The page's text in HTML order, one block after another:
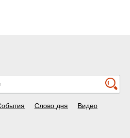
Слово дня Видео